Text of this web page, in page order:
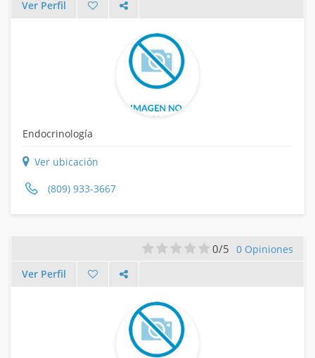
Ver Perfil
Endocrinología
Ver ubicación
(809) 933-3667
0/5 0 Opiniones
Ver Perfil